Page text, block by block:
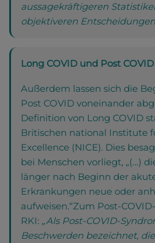
aussagekräftigeren
objektiveren
Long COVID und Post COVID
Außerdem lassen sich die
Post COVID voneinander
Definition von Long COVID
Britischen national Institute
Excellence (NICE). Dies
bei Menschen vorliegt, „(…)
länger nach Beginn der
Erkrankungen neue oder
aufweisen.“Zum Post-
RKI: „Als Post-COVID-
Beschwerden bezeichnet,